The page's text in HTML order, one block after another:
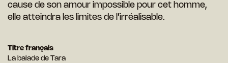
cause de son amour impossible pour cet homme,
elle atteindra les limites de l’irréalisable.
Titre français
La balade de Tara